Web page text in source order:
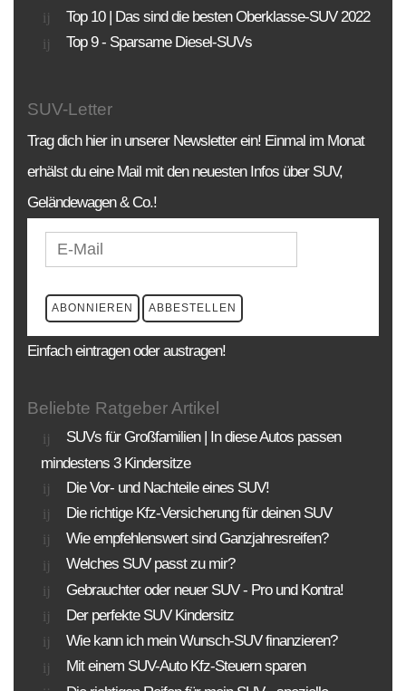
Top 10 | Das sind die besten Oberklasse-SUV 2022
Top 9 - Sparsame Diesel-SUVs
SUV-Letter
Trag dich hier in unserer Newsletter ein! Einmal im Monat
erhälst du eine Mail mit den neuesten Infos über SUV,
Geländewagen & Co.!
Einfach eintragen oder austragen!
Beliebte Ratgeber Artikel
SUVs für Großfamilien | In diese Autos passen
mindestens 3 Kindersitze
Die Vor- und Nachteile eines SUV!
Die richtige Kfz-Versicherung für deinen SUV
Wie empfehlenswert sind Ganzjahresreifen?
Welches SUV passt zu mir?
Gebrauchter oder neuer SUV - Pro und Kontra!
Der perfekte SUV Kindersitz
Wie kann ich mein Wunsch-SUV finanzieren?
Mit einem SUV-Auto Kfz-Steuern sparen